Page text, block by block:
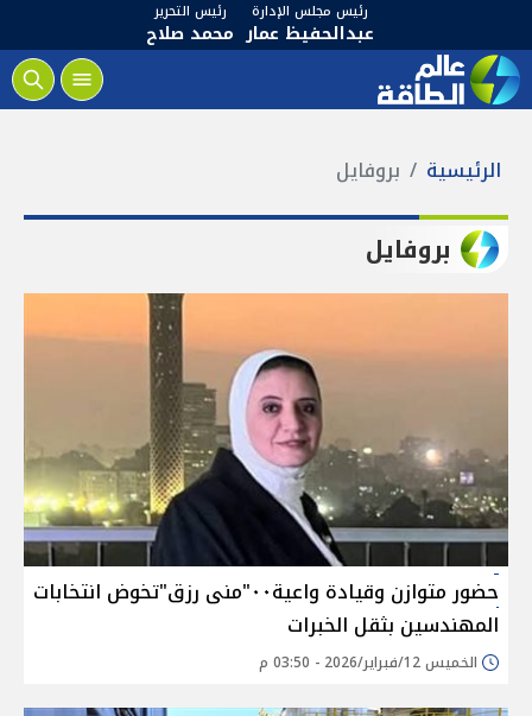
رئيس مجلس الإدارة
عبدالحفيظ عمار
رئيس التحرير
محمد صلاح
الرئيسية بروفايل
بروفايل
حضور متوازن وقيادة واعية٠٠"منى رزق"تخوض انتخابات
المهندسين بثقل الخبرات
الخميس 12/فبراير/2026 - 03:50 م